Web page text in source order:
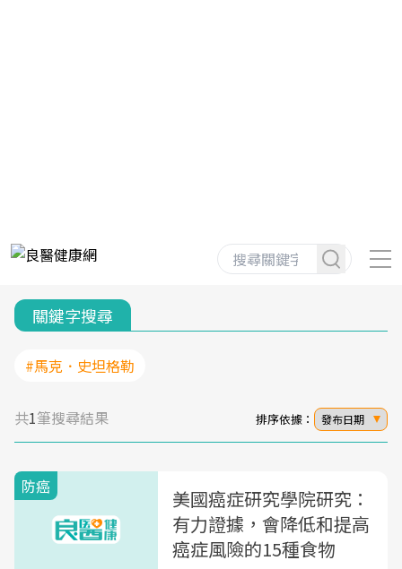
關鍵字搜尋
#馬克．史坦格勒
共1筆搜尋結果 排序依據： 發布日期
防癌
美國癌症研究學院研究：
有力證據，會降低和提高
癌症風險的15種食物